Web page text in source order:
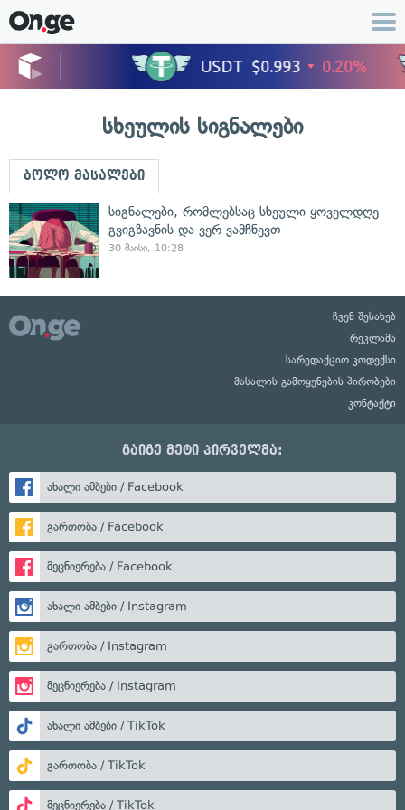
სხეულის სიგნალები
ბოლო მასალები
სიგნალები, რომლებსაც სხეული ყოველდღე
გვიგზავნის და ვერ ვამჩნევთ
30 მაისი, 10:28
ჩვენ შესახებ
რეკლამა
სარედაქციო კოდექსი
მასალის გამოყენების პირობები
კონტაქტი
გაიგე მეტი პირველმა:
ახალი ამბები / Facebook
გართობა / Facebook
მეცნიერება / Facebook
ახალი ამბები / Instagram
გართობა / Instagram
მეცნიერება / Instagram
ახალი ამბები / TikTok
გართობა / TikTok
მეცნიერება / TikTok